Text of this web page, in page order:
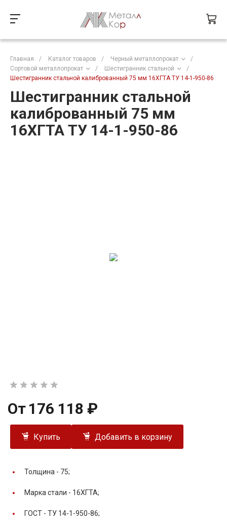
Главная / Каталог товаров / Черный металлопрокат
/
Сортовой металлопрокат
/ Шестигранник стальной
/
Шестигранник стальной калиброванный 75 мм 16ХГТА ТУ 14-1-950-86
Шестигранник стальной
калиброванный 75 мм
16ХГТА ТУ 14-1-950-86
От 176 118 ₽
Купить Добавить в корзину
Толщина - 75;
Марка стали - 16ХГТА;
ГОСТ - ТУ 14-1-950-86;